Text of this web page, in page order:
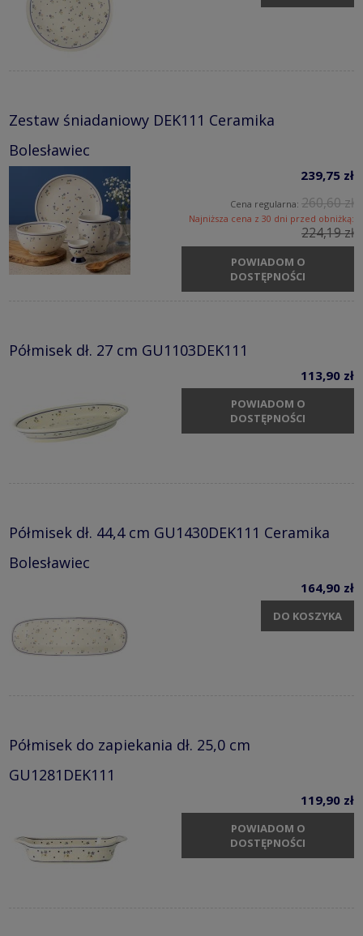
Zestaw śniadaniowy DEK111 Ceramika
Bolesławiec
239,75 zł
Cena regularna: 260,60 zł
Najniższa cena z 30 dni przed obniżką:
224,19 zł
POWIADOM O
DOSTĘPNOŚCI
Półmisek dł. 27 cm GU1103DEK111
113,90 zł
POWIADOM O
DOSTĘPNOŚCI
Półmisek dł. 44,4 cm GU1430DEK111 Ceramika
Bolesławiec
164,90 zł
DO KOSZYKA
Półmisek do zapiekania dł. 25,0 cm
GU1281DEK111
119,90 zł
POWIADOM O
DOSTĘPNOŚCI